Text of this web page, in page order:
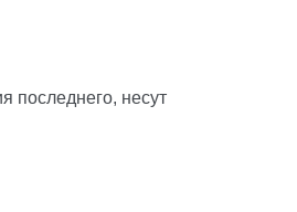
последнего, несут